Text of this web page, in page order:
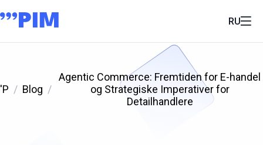
RU
'P Blog
Agentic Commerce: Fremtiden for E-handel
og Strategiske Imperativer for
Detailhandlere